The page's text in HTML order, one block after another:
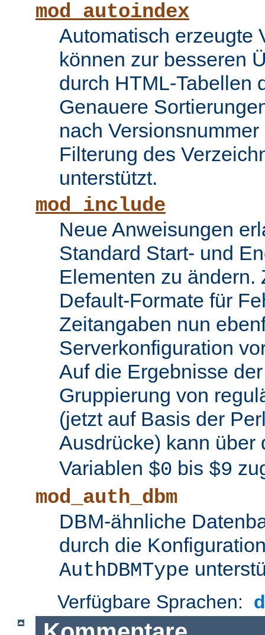
mod_autoindex
Automatisch erzeugte
können zur besseren
durch HTML-Tabellen
Genauere
nach
Filterung des
unterstützt.
mod_include
Neue Anweisungen
Standard Start- und
Elementen zu ändern.
Default-Formate für
Zeitangaben nun
Serverkonfiguration
Auf die Ergebnisse
Gruppierung von
(jetzt auf Basis der
Ausdrücke) kann über
Variablen $0 bis $9
mod_auth_dbm
DBM-ähnliche
durch die
AuthDBMType
Verfügbare Sprachen: